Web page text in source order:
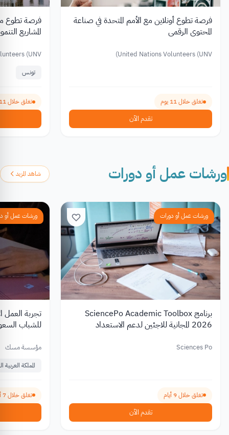
فرصة تطوع أونلاين مع الأمم المتحدة في صناعة
المحتوى الرقمي
United Nations Volunteers (UNV)
تغلق خلال 11 يوم
تقدم الآن
المشاريع
(UNV)
تونس
تغلق خلال 11 يوم
ورشات عمل أو دورات شاهد المزيد
ورشات عمل أو دورات
برنامج SciencePo Academic Toolbox
2026 المجانية للاجئين لدعم الاستعداد
Sciences Po
تغلق خلال 9 أيام
تقدم الآن
ورشات عمل أو
للشباب
مؤسسة مسك
المملكة
تغلق خلال 7 أيام